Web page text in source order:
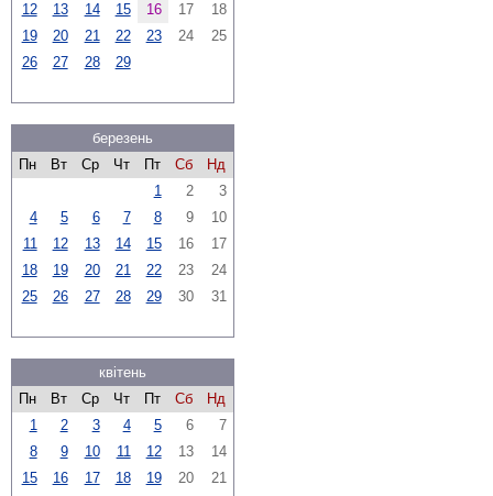
12
13 14 15 16 17
18
19
20 21 22 23 24
25
26
27 28 29
березень
Пн
Вт Ср Чт Пт Сб
Нд
1
2
3
4
5 6 7 8 9
10
11
12 13 14 15 16
17
18
19 20 21 22 23
24
25
26 27 28 29 30 31
квітень
Пн
Вт Ср Чт Пт Сб
Нд
1
2 3 4 5 6
7
8
9 10 11 12 13
14
15
16 17 18 19 20
21